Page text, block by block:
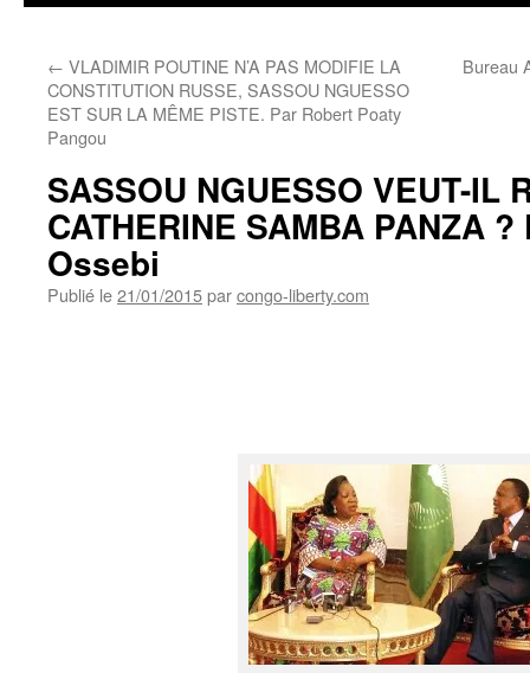
← VLADIMIR POUTINE N’A PAS MODIFIE LA
CONSTITUTION RUSSE, SASSOU NGUESSO
EST SUR LA MÊME PISTE. Par Robert Poaty
Pangou
Bureau
SASSOU NGUESSO VEUT-IL
CATHERINE SAMBA PANZA
Ossebi
Publié le21/01/2015parcongo-liberty.com